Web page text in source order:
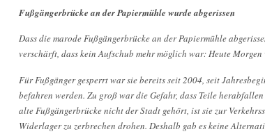
Fußgängerbrücke an der Papiermühle wurde abgerissen
Dass die marode Fußgängerbrücke an der Papiermühle
verschärft, dass kein Aufschub mehr möglich war: Heute
Für Fußgänger gesperrt war sie bereits seit 2004, seit
befahren werden. Zu groß war die Gefahr, dass Teile
alte Fußgängerbrücke nicht der Stadt gehört, ist sie zur
Widerlager zu zerbrechen drohen. Deshalb gab es keine